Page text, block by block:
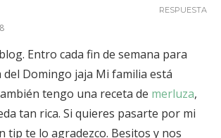
Entro cada fin de semana para
del Domingo jaja Mi familia está
tengo una receta de merluza,
tan rica. Si quieres pasarte por mi
tip te lo agradezco. Besitos y nos
RESPUESTA